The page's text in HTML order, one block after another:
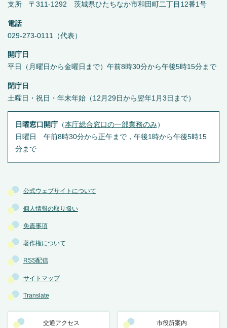
公式ウェブサイトについて
個人情報の取り扱い
免責事項
著作権について
RSS配信
サイトマップ
Translate
交通アクセス 市役所案内
支所 〒311-1292 茨城県ひたちなか市和田町二丁目12番1号
電話
029-273-0111（代表）
開庁日
平日（月曜日から金曜日まで）午前8時30分から午後5時15分まで
閉庁日
土曜日・祝日・年末年始（12月29日から翌年1月3日まで）
日曜窓口開庁（本庁総合窓口の一部業務のみ ）
日曜日 午前8時30分から正午まで，午後1時から午後5時15
分まで